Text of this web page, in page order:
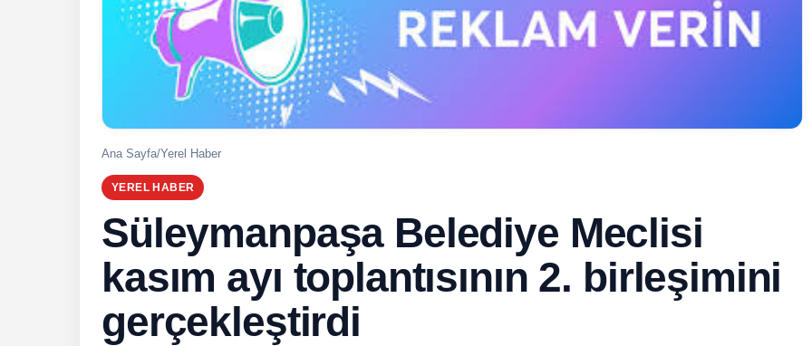
Ana Sayfa/Yerel Haber
YEREL HABER
Süleymanpaşa Belediye Meclisi
kasım ayı toplantısının 2. birleşimini
gerçekleştirdi